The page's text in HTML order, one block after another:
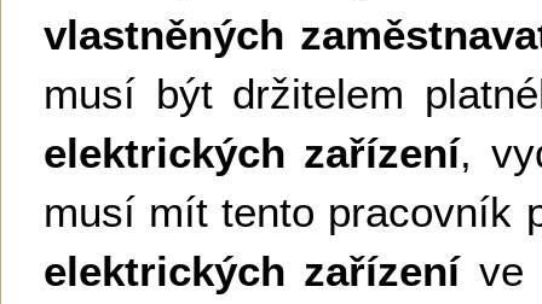
vlastněných
musí být držitelem
elektrických zařízení,
musí mít tento pracovník
elektrických zařízeníve